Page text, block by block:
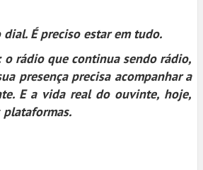
É preciso estar em tudo.
o rádio que continua sendo rádio,
presença precisa acompanhar a
E a vida real do ouvinte, hoje,
plataformas.